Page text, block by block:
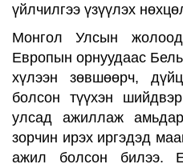
үйлчилгээ үзүүлэх
Монгол Улсын
Европын орнуудаас
хүлээн зөвшөөрч,
болсон түүхэн
улсад ажиллаж
зорчин ирэх иргэдэд
ажил болсон билээ.